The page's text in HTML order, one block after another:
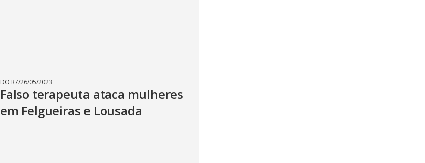
DO R7/26/05/2023
Falso terapeuta ataca mulheres
em Felgueiras e Lousada